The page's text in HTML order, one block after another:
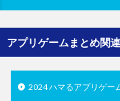
アプリゲームまとめ関
2024 ハマるアプリゲー